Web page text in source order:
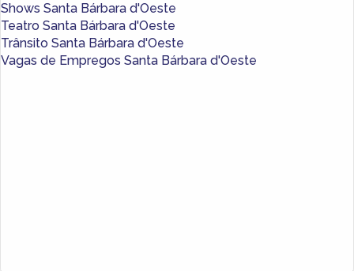
Shows Santa Bárbara d'Oeste
Teatro Santa Bárbara d'Oeste
Trânsito Santa Bárbara d'Oeste
Vagas de Empregos Santa Bárbara d'Oeste